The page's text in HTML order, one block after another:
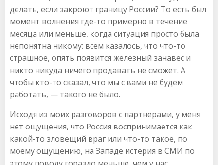
делать, если закроют границу России? То есть был
момент волнения где-то примерно в течение
месяца или меньше, когда ситуация просто была
непонятна никому: всем казалось, что что-то
страшное, опять появится железный занавес и
никто никуда ничего продавать не сможет. А
чтобы кто-то сказал, что мы с вами не будем
работать, — такого не было.
Исходя из моих разговоров с партнерами, у меня
нет ощущения, что Россия воспринимается как
какой-то зловещий враг или что-то такое, по
моему ощущению, на Западе истерия в СМИ по